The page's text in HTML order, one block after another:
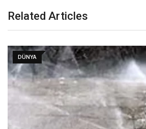
Related Articles
DÜNYA